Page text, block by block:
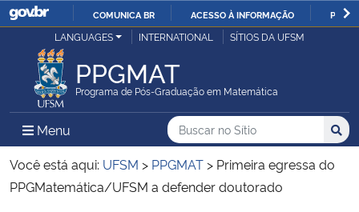
IR
COMUNICA BR ACESSO À INFORMAÇÃO
Ministério da Justiça e Segurança Pública
Ministério da Defesa
Ministério das Relações Exteriores
LANGUAGES INTERNATIONAL SÍTIOS DA UFSM
PPGMAT
Programa de Pós-Graduação em Matemática
Menu Menu Principal do Sítio
Busca
Buscar no no Sítio
Busca:
Você está aqui: UFSM > PPGMAT > Primeira egressa do
PPGMatemática/UFSM a defender doutorado